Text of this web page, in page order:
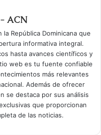
ACN
República Dominicana que
informativa integral.
hasta avances científicos y
web es tu fuente confiable
más relevantes
Además de ofrecer
se destaca por sus análisis
que proporcionan
de las noticias.